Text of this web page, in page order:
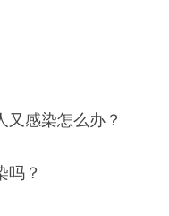
又感染怎么办？
吗？